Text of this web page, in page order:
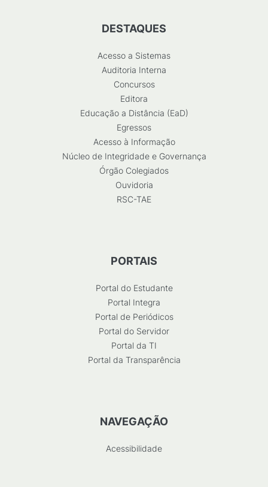
DESTAQUES
Acesso a Sistemas
Auditoria Interna
Concursos
Editora
Educação a Distância (EaD)
Egressos
Acesso à Informação
Núcleo de Integridade e Governança
Órgão Colegiados
Ouvidoria
RSC-TAE
PORTAIS
Portal do Estudante
Portal Integra
Portal de Periódicos
Portal do Servidor
Portal da TI
Portal da Transparência
NAVEGAÇÃO
Acessibilidade